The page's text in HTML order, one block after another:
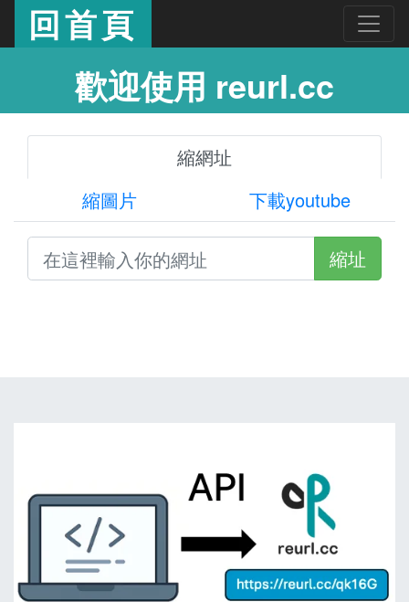
回首頁
歡迎使用 reurl.cc
縮網址
縮圖片
下載youtube
縮址